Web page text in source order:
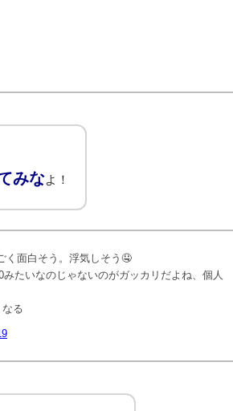
みなよ！
く面白そう。浮気しそう🤤
たいなのじゃないのがガッカリだよね、個人
る